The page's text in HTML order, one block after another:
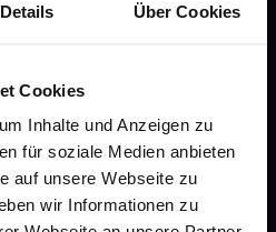
Details Über Cookies
Cookies
Inhalte und Anzeigen zu
für soziale Medien anbieten
auf unsere Webseite zu
wir Informationen zu